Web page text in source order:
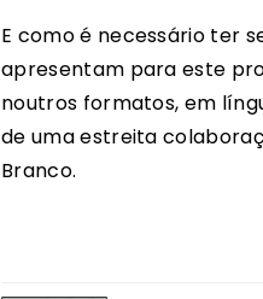
E como é necessário ter
apresentam para este
noutros formatos, em
de uma estreita
Branco.